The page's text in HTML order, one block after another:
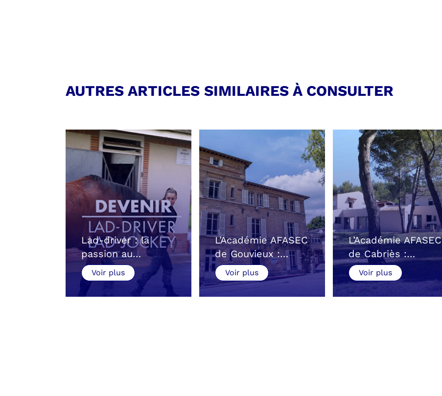
AUTRES ARTICLES SIMILAIRES À CONSULTER
Lad-driver : la
passion au…
Voir plus
L’Académie AFASEC
de Gouvieux :…
Voir plus
L’Académie AFASEC
de Cabriès :…
Voir plus